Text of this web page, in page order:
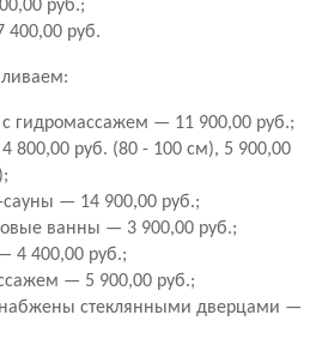
руб.;
руб.
гидромассажем — 11 900,00 руб.;
руб. (80 - 100 см), 5 900,00
— 14 900,00 руб.;
ванны — 3 900,00 руб.;
4 400,00 руб.;
— 5 900,00 руб.;
стеклянными дверцами —